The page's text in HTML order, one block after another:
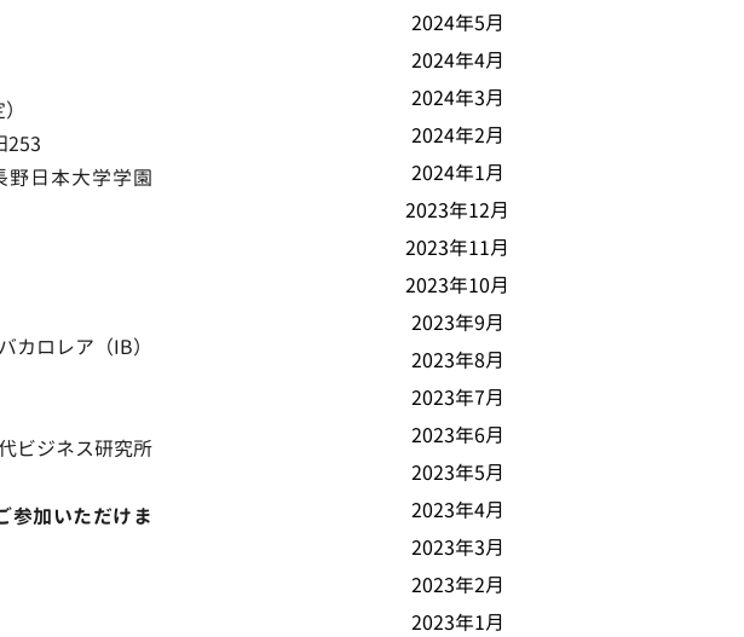
253
日本大学学園
カロレア（IB）
ビジネス研究所
参加いただけま
2024年5月
2024年4月
2024年3月
2024年2月
2024年1月
2023年12月
2023年11月
2023年10月
2023年9月
2023年8月
2023年7月
2023年6月
2023年5月
2023年4月
2023年3月
2023年2月
2023年1月